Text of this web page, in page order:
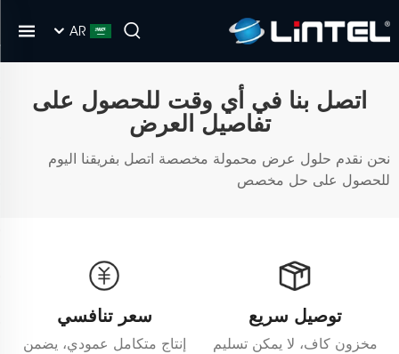
AR
اتصل بنا في أي وقت للحصول على
تفاصيل العرض
نحن نقدم حلول عرض محمولة مخصصة اتصل بفريقنا اليوم
للحصول على حل مخصص
توصيل سريع
مخزون كاف، لا يمكن تسليم
سعر تنافسي
إنتاج متكامل عمودي، يضمن